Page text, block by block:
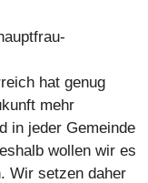
hat genug
mehr
in jeder Gemeinde
wollen wir es
Wir setzen daher